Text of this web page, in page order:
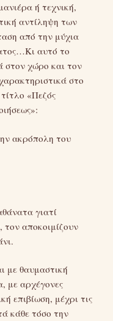
ή τεχνική,
αντίληψη των
από την μύχια
αυτό το
στον χώρο και τον
στο
«Πεζός
ακρόπολη του
γιατί
αποκοιμίζουν
με θαυμαστική
με αρχέγονες
επιβίωση, μέχρι τις
κάθε τόσο την